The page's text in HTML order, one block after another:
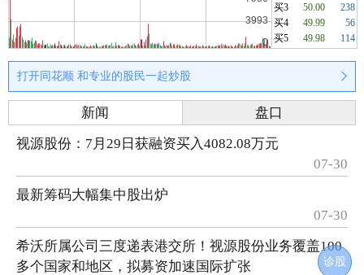
买3
50.00
238
买4
49.99
56
买5
49.98 114
打开同花顺 和专业的股民一起炒股
诊股
新闻
盘口
视源股份：7月29日获融资买入4082.08万元
07-30
最新筹码大幅集中股出炉
07-30
希沃所属公司三度递表港交所！视源股份业务覆盖100
多个国家和地区，拟募资加速国际扩张